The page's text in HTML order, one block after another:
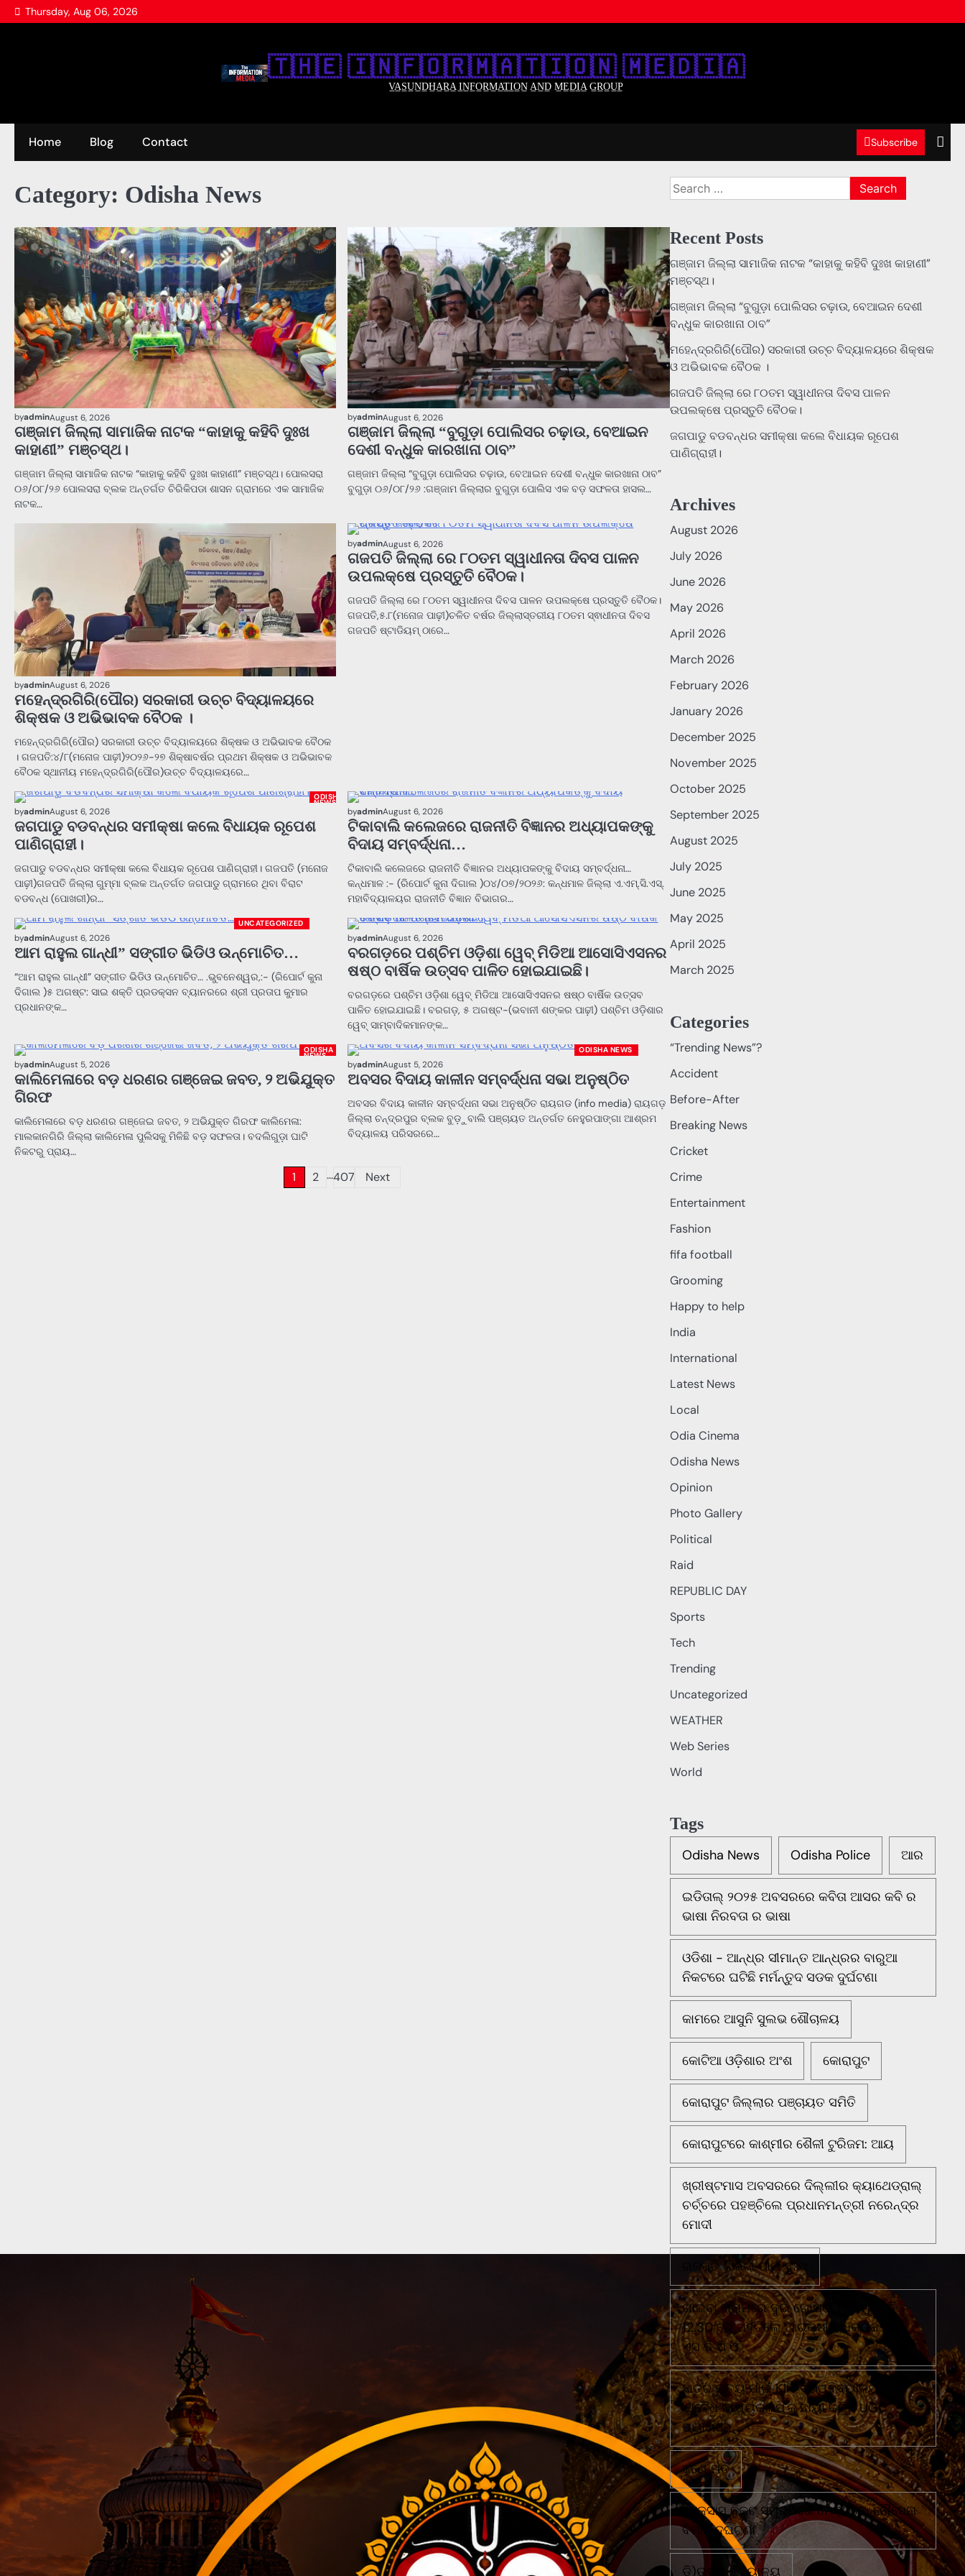
Skip
to
Thursday, Aug 06, 2026
🇹‌🇭‌🇪‌ 🇮‌🇳‌🇫‌🇴‌🇷‌🇲‌🇦‌🇹‌🇮‌🇴‌🇳‌ 🇲‌🇪‌🇩‌🇮‌🇦‌
V̲A̲S̲U̲N̲D̲H̲A̲R̲A̲ I̲N̲F̲O̲R̲M̲A̲T̲I̲O̲N̲ A̲N̲D̲ M̲E̲D̲I̲A̲ G̲R̲O̲U̲P̲
Home Blog Contact Subscribe
Category: Odisha News
ODISHA
NEWS
byadminAugust 6, 2026
ଗଞ୍ଜାମ ଜିଲ୍ଲା ସାମାଜିକ ନାଟକ “କାହାକୁ କହିବି ଦୁଃଖ
କାହାଣୀ” ମଞ୍ଚସ୍ଥ।
ଗଞ୍ଜାମ ଜିଲ୍ଲା ସାମାଜିକ ନାଟକ “କାହାକୁ କହିବି ଦୁଃଖ କାହାଣୀ” ମଞ୍ଚସ୍ଥ। ପୋଲସରା
୦୬/୦୮/୨୬ ପୋଲସରା ବ୍ଲକ ଅନ୍ତର୍ଗତ ଚିରିକିପଡା ଶାସନ ଗ୍ରାମରେ ଏକ ସାମାଜିକ
ନାଟକ…
ODISHA
NEWS
byadminAugust 6, 2026
ଗଞ୍ଜାମ ଜିଲ୍ଲା “ବୁଗୁଡ଼ା ପୋଲିସର ଚଢ଼ାଉ, ବେଆଇନ
ଦେଶୀ ବନ୍ଧୁକ କାରଖାନା ଠାବ”
ଗଞ୍ଜାମ ଜିଲ୍ଲା “ବୁଗୁଡ଼ା ପୋଲିସର ଚଢ଼ାଉ, ବେଆଇନ ଦେଶୀ ବନ୍ଧୁକ କାରଖାନା ଠାବ”
ବୁଗୁଡ଼ା ୦୬/୦୮/୨୬ :ଗଞ୍ଜାମ ଜିଲ୍ଲାର ବୁଗୁଡ଼ା ପୋଲିସ ଏକ ବଡ଼ ସଫଳତା ହାସଲ…
ODISHA
NEWS
byadminAugust 6, 2026
ମହେନ୍ଦ୍ରଗିରି(ପୌର) ସରକାରୀ ଉଚ୍ଚ ବିଦ୍ୟାଳୟରେ
ଶିକ୍ଷକ ଓ ଅଭିଭାବକ ବୈଠକ ।
ମହେନ୍ଦ୍ରଗିରି(ପୌର) ସରକାରୀ ଉଚ୍ଚ ବିଦ୍ୟାଳୟରେ ଶିକ୍ଷକ ଓ ଅଭିଭାବକ ବୈଠକ
। ଗଜପତି:୪/୮(ମନୋଜ ପାଢ଼ୀ)୨୦୨୬-୨୭ ଶିକ୍ଷାବର୍ଷର ପ୍ରଥମ ଶିକ୍ଷକ ଓ ଅଭିଭାବକ
ବୈଠକ ସ୍ଥାନୀୟ ମହେନ୍ଦ୍ରଗିରି(ପୌର)ଉଚ୍ଚ ବିଦ୍ୟାଳୟରେ…
ODISHA
NEWS
byadminAugust 6, 2026
ଗଜପତି ଜିଲ୍ଲା ରେ ୮୦ତମ ସ୍ୱାଧୀନତା ଦିବସ ପାଳନ
ଉପଲକ୍ଷେ ପ୍ରସ୍ତୁତି ବୈଠକ।
ଗଜପତି ଜିଲ୍ଲା ରେ ୮୦ତମ ସ୍ୱାଧୀନତା ଦିବସ ପାଳନ ଉପଲକ୍ଷେ ପ୍ରସ୍ତୁତି ବୈଠକ।
ଗଜପତି,୫.୮(ମନୋଜ ପାଢ଼ୀ)ଚଳିତ ବର୍ଷର ଜିଲ୍ଲାସ୍ତରୀୟ ୮୦ତମ ସ୍ଵାଧୀନତା ଦିବସ
ଗଜପତି ଷ୍ଟାଡିୟମ୍ ଠାରେ…
ODISHA
NEWS
byadminAugust 6, 2026
ଜଗପାଡୁ ବଡବନ୍ଧର ସମୀକ୍ଷା କଲେ ବିଧାୟକ ରୂପେଶ
ପାଣିଗ୍ରାହୀ।
ଜଗପାଡୁ ବଡବନ୍ଧର ସମୀକ୍ଷା କଲେ ବିଧାୟକ ରୂପେଶ ପାଣିଗ୍ରାହୀ। ଗଜପତି (ମନୋଜ
ପାଢ଼ୀ)ଗଜପତି ଜିଲ୍ଲା ଗୁମ୍ମା ବ୍ଲକ ଅନ୍ତର୍ଗତ ଜଗପାଡୁ ଗ୍ରାମରେ ଥିବା ବିରାଟ
ବଡବନ୍ଧ (ପୋଖରୀ)ର…
ODISHA
byadminAugust 6, 2026
ଟିକାବାଲି କଲେଜରେ ରାଜନୀତି ବିଜ୍ଞାନର ଅଧ୍ୟାପକଙ୍କୁ
ବିଦାୟ ସମ୍ବର୍ଦ୍ଧନା…
ଟିକାବାଲି କଲେଜରେ ରାଜନୀତି ବିଜ୍ଞାନର ଅଧ୍ୟାପକଙ୍କୁ ବିଦାୟ ସମ୍ବର୍ଦ୍ଧନା…
କନ୍ଧମାଳ :- (ରିପୋର୍ଟ କୁନା ଦିଗାଲ )୦୪/୦୭/୨୦୨୬: କନ୍ଧମାଳ ଜିଲ୍ଲା ଏ.ଏମ୍.ସି.ଏସ୍.
ମହାବିଦ୍ୟାଳୟର ରାଜନୀତି ବିଜ୍ଞାନ ବିଭାଗର…
UNCATEGORIZED
byadminAugust 6, 2026
ଆମ ରାହୁଲ ଗାନ୍ଧୀ” ସଙ୍ଗୀତ ଭିଡିଓ ଉନ୍ମୋଚିତ…
“ଆମ ରାହୁଲ ଗାନ୍ଧୀ” ସଙ୍ଗୀତ ଭିଡିଓ ଉନ୍ମୋଚିତ… .ଭୁବନେଶ୍ୱର,:- (ରିପୋର୍ଟ କୁନା
ଦିଗାଲ )୫ ଅଗଷ୍ଟ: ସାଇ ଶକ୍ତି ପ୍ରଡକ୍ସନ ବ୍ୟାନରରେ ଶ୍ରୀ ପ୍ରତାପ କୁମାର
ପ୍ରଧାନଙ୍କ…
ODISHA
byadminAugust 6, 2026
ବରଗଡ଼ରେ ପଶ୍ଚିମ ଓଡ଼ିଶା ୱେବ୍ ମିଡିଆ ଆସୋସିଏସନର
ଷଷ୍ଠ ବାର୍ଷିକ ଉତ୍ସବ ପାଳିତ ହୋଇଯାଇଛି।
ବରଗଡ଼ରେ ପଶ୍ଚିମ ଓଡ଼ିଶା ୱେବ୍ ମିଡିଆ ଆସୋସିଏସନର ଷଷ୍ଠ ବାର୍ଷିକ ଉତ୍ସବ
ପାଳିତ ହୋଇଯାଇଛି। ବରଗଡ଼, ୫ ଅଗଷ୍ଟ-(ଭବାନୀ ଶଙ୍କର ପାଢ଼ୀ) ପଶ୍ଚିମ ଓଡ଼ିଶାର
ୱେବ୍ ସାମ୍ବାଦିକମାନଙ୍କ…
ODISHA
NEWS
byadminAugust 5, 2026
କାଲିମେଳାରେ ବଡ଼ ଧରଣର ଗଞ୍ଜେଇ ଜବତ, ୨ ଅଭିଯୁକ୍ତ
ଗିରଫ
କାଲିମେଳାରେ ବଡ଼ ଧରଣର ଗଞ୍ଜେଇ ଜବତ, ୨ ଅଭିଯୁକ୍ତ ଗିରଫ କାଲିମେଳା:
ମାଲକାନଗିରି ଜିଲ୍ଲା କାଲିମେଳା ପୁଲିସକୁ ମିଳିଛି ବଡ଼ ସଫଳତା। ବଦଲିଗୁଡ଼ା ଘାଟି
ନିକଟରୁ ପ୍ରାୟ…
ODISHA NEWS
byadminAugust 5, 2026
ଅବସର ବିଦାୟ କାଳୀନ ସମ୍ବର୍ଦ୍ଧନା ସଭା ଅନୁଷ୍ଠିତ
ଅବସର ବିଦାୟ କାଳୀନ ସମ୍ବର୍ଦ୍ଧନା ସଭା ଅନୁଷ୍ଠିତ ରାୟଗଡ (info media) ରାୟଗଡ଼
ଜିଲ୍ଲା ଚନ୍ଦ୍ରପୁର ବ୍ଲକ ବୁଡ଼ୁବାଲି ପଞ୍ଚାୟତ ଅନ୍ତର୍ଗତ ନେହୁରପାଙ୍ଗା ଆଶ୍ରମ
ବିଦ୍ୟାଳୟ ପରିସରରେ…
1 2 …407 Next
Search
for:
Recent Posts
ଗଞ୍ଜାମ ଜିଲ୍ଲା ସାମାଜିକ ନାଟକ “କାହାକୁ କହିବି ଦୁଃଖ କାହାଣୀ”
ମଞ୍ଚସ୍ଥ।
ଗଞ୍ଜାମ ଜିଲ୍ଲା “ବୁଗୁଡ଼ା ପୋଲିସର ଚଢ଼ାଉ, ବେଆଇନ ଦେଶୀ
ବନ୍ଧୁକ କାରଖାନା ଠାବ”
ମହେନ୍ଦ୍ରଗିରି(ପୌର) ସରକାରୀ ଉଚ୍ଚ ବିଦ୍ୟାଳୟରେ ଶିକ୍ଷକ
ଓ ଅଭିଭାବକ ବୈଠକ ।
ଗଜପତି ଜିଲ୍ଲା ରେ ୮୦ତମ ସ୍ୱାଧୀନତା ଦିବସ ପାଳନ
ଉପଲକ୍ଷେ ପ୍ରସ୍ତୁତି ବୈଠକ।
ଜଗପାଡୁ ବଡବନ୍ଧର ସମୀକ୍ଷା କଲେ ବିଧାୟକ ରୂପେଶ
ପାଣିଗ୍ରାହୀ।
Archives
August 2026
July 2026
June 2026
May 2026
April 2026
March 2026
February 2026
January 2026
December 2025
November 2025
October 2025
September 2025
August 2025
July 2025
June 2025
May 2025
April 2025
March 2025
Categories
“Trending News”?
Accident
Before-After
Breaking News
Cricket
Crime
Entertainment
Fashion
fifa football
Grooming
Happy to help
India
International
Latest News
Local
Odia Cinema
Odisha News
Opinion
Photo Gallery
Political
Raid
REPUBLIC DAY
Sports
Tech
Trending
Uncategorized
WEATHER
Web Series
World
Tags
Odisha News Odisha Police ଆର
ଇଡିତାଲ୍ ୨୦୨୫ ଅବସରରେ କବିତା ଆସର କବି ର
ଭାଷା ନିରବତା ର ଭାଷା
ଓଡିଶା - ଆନ୍ଧ୍ର ସୀମାନ୍ତ ଆନ୍ଧ୍ରର ବାରୁଆ
ନିକଟରେ ଘଟିଛି ମର୍ମନ୍ତୁଦ ସଡକ ଦୁର୍ଘଟଣା
କାମରେ ଆସୁନି ସୁଲଭ ଶୌଚାଳୟ
କୋଟିଆ ଓଡ଼ିଶାର ଅଂଶ କୋରାପୁଟ
କୋରାପୁଟ ଜିଲ୍ଲାର ପଞ୍ଚାୟତ ସମିତି
କୋରାପୁଟରେ କାଶ୍ମୀର ଶୈଳୀ ଟୁରିଜମ: ଆୟ
ଖ୍ରୀଷ୍ଟମାସ ଅବସରରେ ଦିଲ୍ଲୀର କ୍ୟାଥେଡ୍ରାଲ୍
ଚର୍ଚ୍ଚରେ ପହଞ୍ଚିଲେ ପ୍ରଧାନମନ୍ତ୍ରୀ ନରେନ୍ଦ୍ର
ମୋଦୀ
ଗଜପତି ଜିଲ୍ଲା ପାଇଁ ଦୁଃଖ
ଗାଇବା ଗ୍ରାମରେ ଦୁଇ ଗୋଷ୍ଠୀ ମୁହାଁ ମୁହିଁରାତି
12.30 ରେ ପହଁଚିଲେ ଆରକ୍ଷୀ ଅଧିକ୍ଷକ ଏବଂ
ଏସ ଡି ପି ଓ
ଛାତ୍ର ମୃତ୍ୟୁ ପାଇଁ KIIT ବିଶ୍ୱବିଦ୍ୟାଳୟର
'ଅବୈଧ କାର୍ଯ୍ୟକଳାପ'କୁ ଦାୟୀ କରିଛି UGC
ପ୍ୟାନେଲ
ଜଣେ ମୃତ
ଟେକ୍ସାସ ନିକଟ ସମୁଦ୍ରରେ ମେକ୍ସିକୋ ନୌସେନା
ବିମାନ ଦୁର୍ଘଟଣା
ଡି)ଉଚ୍ଚ ବିଦ୍ୟାଳୟ